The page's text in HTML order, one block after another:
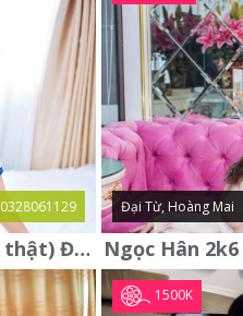
0328061129
Khánh Huyền 2006 (Ảnh thật) Đại từ - Hoàng Mai
Đại Từ, Hoàng Mai
1500K